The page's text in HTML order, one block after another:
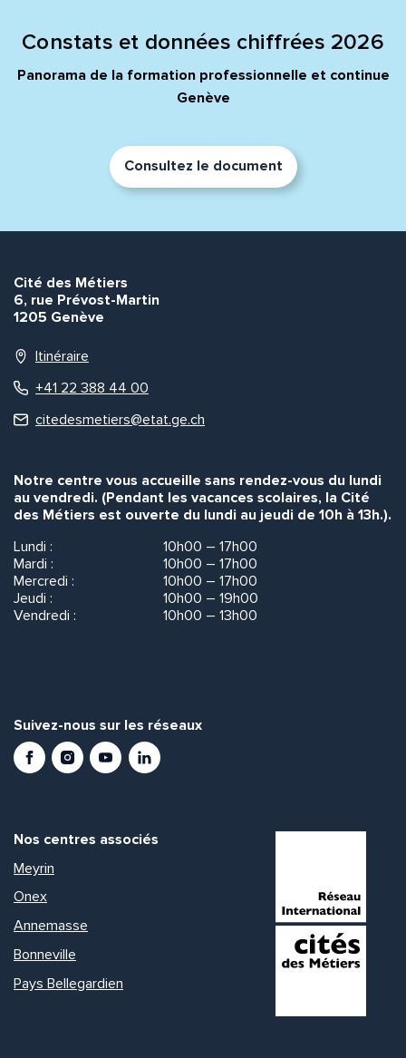
Constats et données chiffrées 2026
Panorama de la formation professionnelle et continue
Genève
Consultez le document
Cité des Métiers
6, rue Prévost-Martin
1205 Genève
Itinéraire
+41 22 388 44 00
citedesmetiers@etat.ge.ch
Notre centre vous accueille sans rendez-vous du lundi
au vendredi. (Pendant les vacances scolaires, la Cité
des Métiers est ouverte du lundi au jeudi de 10h à 13h.).
Lundi :
10h00 – 17h00
Mardi :
10h00 – 17h00
Mercredi :
10h00 – 17h00
Jeudi :
10h00 – 19h00
Vendredi :
10h00 – 13h00
Suivez-nous sur les réseaux
FacebookInstagramYoutubeLinkedIn
Nos centres associés
Meyrin
Onex
Annemasse
Bonneville
Pays Bellegardien